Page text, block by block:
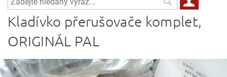
Kladívko přerušovače komplet,
ORIGINÁL PAL